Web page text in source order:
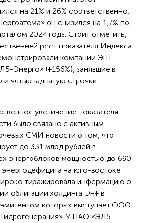
на 21% и 26% соответственно,
он снизился на 1,7% по
2024 года. Стоит отметить,
рост показателя Индекса
компании Эн+
Энерго» (+156%), занявшие в
и четырнадцатую строчки
увеличение показателя
было связано с активным
СМИ новости о том, что
до 331 млрд рублей в
энергоблоков мощностью до 690
на юго-востоке
тиражировала информацию о
облигаций холдинга Эн+ в
которых выступает ООО
У ПАО «ЭЛ5-